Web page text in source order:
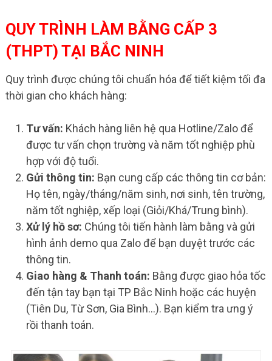
QUY TRÌNH LÀM BẰNG CẤP 3
(THPT) TẠI BẮC NINH
Quy trình được chúng tôi chuẩn hóa để tiết kiệm tối đa
thời gian cho khách hàng:
Tư vấn: Khách hàng liên hệ qua Hotline/Zalo để
được tư vấn chọn trường và năm tốt nghiệp phù
hợp với độ tuổi.
Gửi thông tin: Bạn cung cấp các thông tin cơ bản:
Họ tên, ngày/tháng/năm sinh, nơi sinh, tên trường,
năm tốt nghiệp, xếp loại (Giỏi/Khá/Trung bình).
Xử lý hồ sơ: Chúng tôi tiến hành làm bằng và gửi
hình ảnh demo qua Zalo để bạn duyệt trước các
thông tin.
Giao hàng & Thanh toán: Bằng được giao hỏa tốc
đến tận tay bạn tại TP Bắc Ninh hoặc các huyện
(Tiên Du, Từ Sơn, Gia Bình…). Bạn kiểm tra ưng ý
rồi thanh toán.